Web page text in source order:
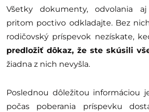
Všetky dokumenty, odvolania
pritom poctivo odkladajte. Bez
rodičovský príspevok nezískate,
predložiť dôkaz, že ste skúsili
žiadna z nich nevyšla.
Poslednou dôležitou informáciou
počas poberania príspevku